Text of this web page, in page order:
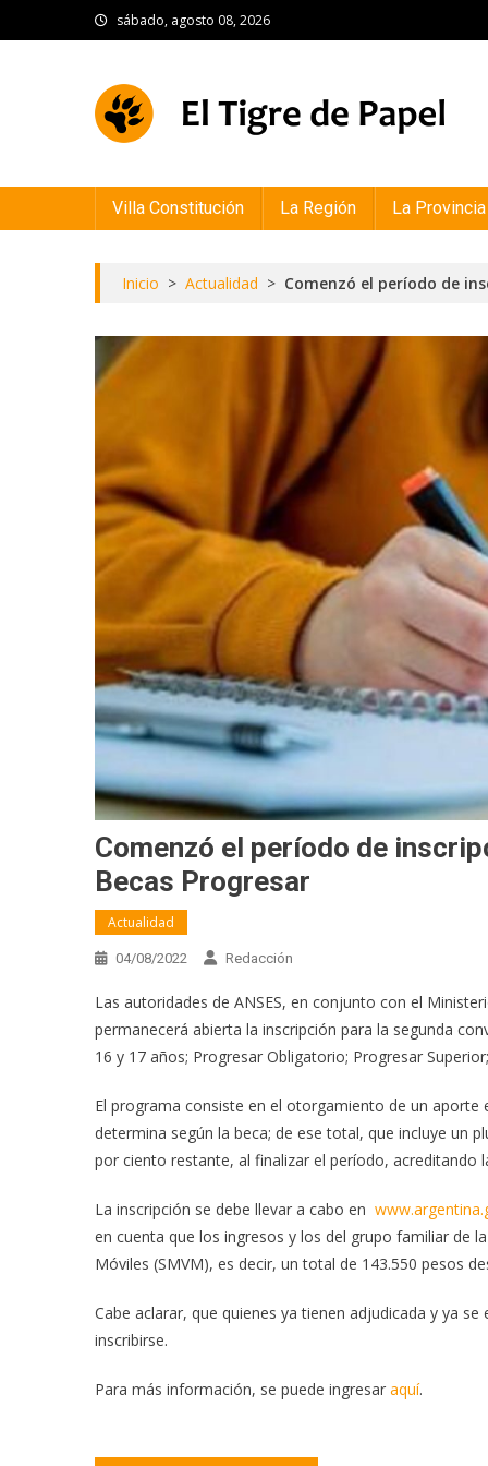
to
sábado, agosto 08, 2026
Villa Constitución La Región La Provincia
Inicio > Actualidad > Comenzó el período de
Comenzó el período de
Becas Progresar
Actualidad
04/08/2022 Redacción
Las autoridades de ANSES, en conjunto con el
permanecerá abierta la inscripción para la segunda
16 y 17 años; Progresar Obligatorio; Progresar
El programa consiste en el otorgamiento de un
determina según la beca; de ese total, que incluye un
por ciento restante, al finalizar el período, acreditando
La inscripción se debe llevar a cabo en
en cuenta que los ingresos y los del grupo familiar de
Móviles (SMVM), es decir, un total de 143.550 pesos
Cabe aclarar, que quienes ya tienen adjudicada y ya
inscribirse.
Para más información, se puede ingresar aquí.